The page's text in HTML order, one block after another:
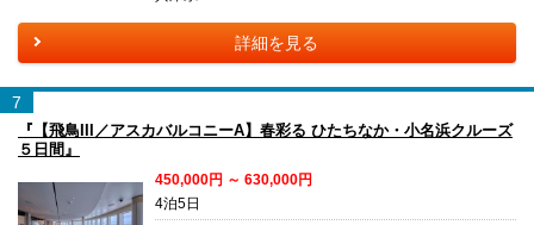
詳細を見る
7
『【飛鳥III／アスカバルコニーA】春彩る ひたちなか・小名浜クルーズ
５日間』
450,000円 ～ 630,000円
4泊5日